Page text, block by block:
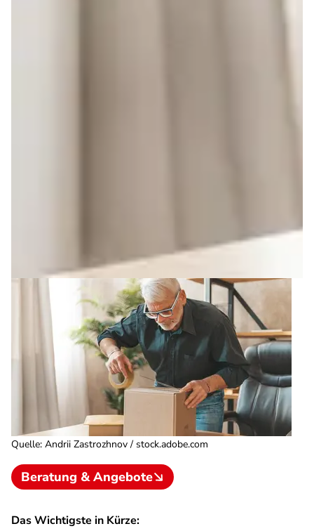
Quelle: Andrii Zastrozhnov / stock.adobe.com
Beratung & Angebote
Das Wichtigste in Kürze: